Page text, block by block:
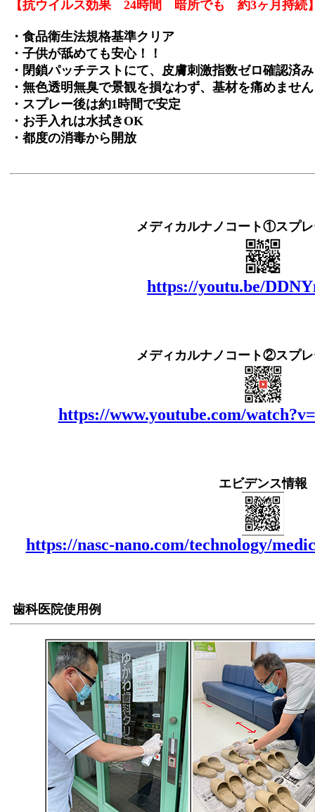
【抗ウイルス効果 24時間 暗所でも 約3ヶ月持続
・食品衛生法規格基準クリア
・子供が舐めても安心！！
・閉鎖パッチテストにて、皮膚刺激指数ゼロ確認済み
・無色透明無臭で景観を損なわず、基材を痛めません
・スプレー後は約1時間で安定
・お手入れは水拭きOK
・都度の消毒から開放
メディカルナノコート①スプ
https://youtu.be/
メディカルナノコート②スプ
https://www.youtube.com/
エビデンス情報
https://nasc-nano.com/technology/
歯科医院使用例